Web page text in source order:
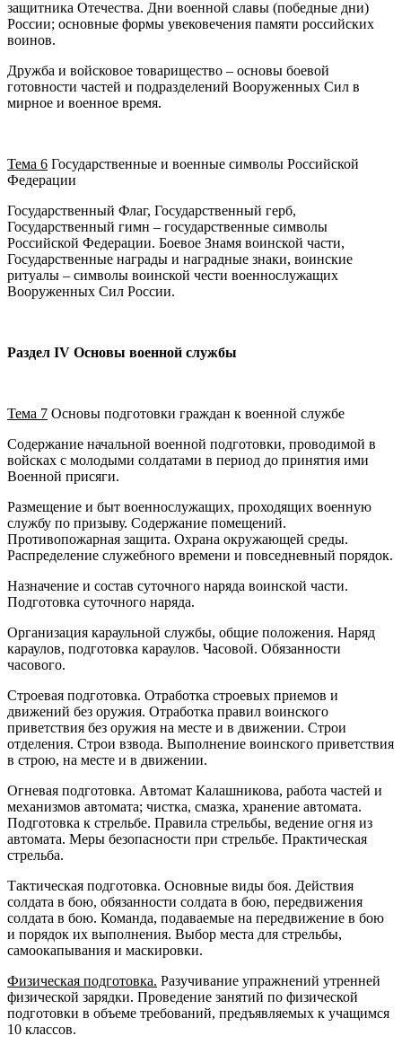
защитника Отечества. Дни военной славы (победные дни)
России; основные формы увековечения памяти российских
воинов.
Дружба и войсковое товарищество – основы боевой
готовности частей и подразделений Вооруженных Сил в
мирное и военное время.
Тема 6 Государственные и военные символы Российской
Федерации
Государственный Флаг, Государственный герб,
Государственный гимн – государственные символы
Российской Федерации. Боевое Знамя воинской части,
Государственные награды и наградные знаки, воинские
ритуалы – символы воинской чести военнослужащих
Вооруженных Сил России.
Раздел IV Основы военной службы
Тема 7 Основы подготовки граждан к военной службе
Содержание начальной военной подготовки, проводимой в
войсках с молодыми солдатами в период до принятия ими
Военной присяги.
Размещение и быт военнослужащих, проходящих военную
службу по призыву. Содержание помещений.
Противопожарная защита. Охрана окружающей среды.
Распределение служебного времени и повседневный порядок.
Назначение и состав суточного наряда воинской части.
Подготовка суточного наряда.
Организация караульной службы, общие положения. Наряд
караулов, подготовка караулов. Часовой. Обязанности
часового.
Строевая подготовка. Отработка строевых приемов и
движений без оружия. Отработка правил воинского
приветствия без оружия на месте и в движении. Строи
отделения. Строи взвода. Выполнение воинского приветствия
в строю, на месте и в движении.
Огневая подготовка. Автомат Калашникова, работа частей и
механизмов автомата; чистка, смазка, хранение автомата.
Подготовка к стрельбе. Правила стрельбы, ведение огня из
автомата. Меры безопасности при стрельбе. Практическая
стрельба.
Тактическая подготовка. Основные виды боя. Действия
солдата в бою, обязанности солдата в бою, передвижения
солдата в бою. Команда, подаваемые на передвижение в бою
и порядок их выполнения. Выбор места для стрельбы,
самоокапывания и маскировки.
Физическая подготовка. Разучивание упражнений утренней
физической зарядки. Проведение занятий по физической
подготовки в объеме требований, предъявляемых к учащимся
10 классов.